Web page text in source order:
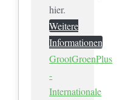
hier.
Weitere
Informationen
GrootGroenPlus
-
Internationale